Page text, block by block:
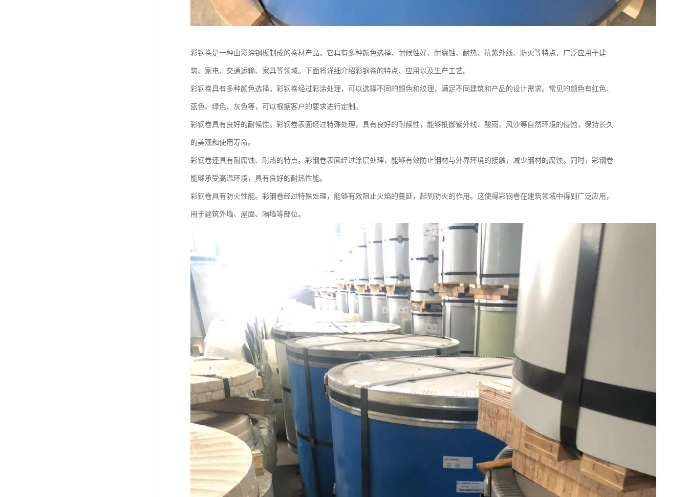
彩钢卷是一种由彩涂钢板制成的卷材产品。它具有多种颜色选择、耐候性好、耐腐蚀、耐热、抗紫外线、防火等特点，广泛应用于建
筑、家电、交通运输、家具等领域。下面将详细介绍彩钢卷的特点、应用以及生产工艺。
彩钢卷具有多种颜色选择。彩钢卷经过彩涂处理，可以选择不同的颜色和纹理，满足不同建筑和产品的设计需求。常见的颜色有红色、
蓝色、绿色、灰色等，可以根据客户的要求进行定制。
彩钢卷具有良好的耐候性。彩钢卷表面经过特殊处理，具有良好的耐候性，能够抵御紫外线、酸雨、风沙等自然环境的侵蚀，保持长久
的美观和使用寿命。
彩钢卷还具有耐腐蚀、耐热的特点。彩钢卷表面经过涂层处理，能够有效防止钢材与外界环境的接触，减少钢材的腐蚀。同时，彩钢卷
能够承受高温环境，具有良好的耐热性能。
彩钢卷具有防火性能。彩钢卷经过特殊处理，能够有效阻止火焰的蔓延，起到防火的作用。这使得彩钢卷在建筑领域中得到广泛应用，
用于建筑外墙、屋面、隔墙等部位。